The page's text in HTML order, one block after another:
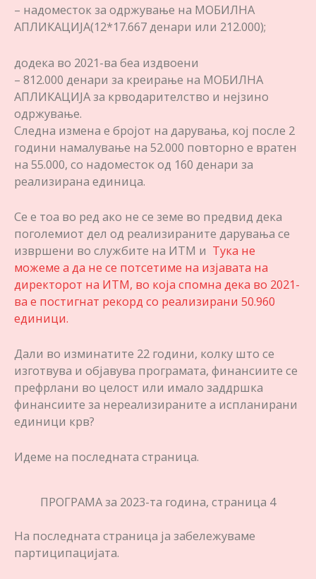
– надоместок за одржување на МОБИЛНА
АПЛИКАЦИЈА(12*17.667 денари или 212.000);
додека во 2021-ва беа издвоени
– 812.000 денари за креирање на МОБИЛНА
АПЛИКАЦИЈА за крводарителство и нејзино
одржување.
Следна измена е бројот на дарувања, кој после 2
години намалување на 52.000 повторно е вратен
на 55.000, со надоместок од 160 денари за
реализирана единица.
Се е тоа во ред ако не се земе во предвид дека
поголемиот дел од реализираните дарувања се
извршени во службите на ИТМ и Тука не
можеме а да не се потсетиме на изјавата на
директорот на ИТМ, во која спомна дека во 2021-
ва е постигнат рекорд со реализирани 50.960
единици.
Дали во изминатите 22 години, колку што се
изготвува и објавува програмата, финансиите се
префрлани во целост или имало заддршка
финансиите за нереализираните а испланирани
единици крв?
Идеме на последната страница.
ПРОГРАМА за 2023-та година, страница 4
На последната страница ја забележуваме
партиципацијата.